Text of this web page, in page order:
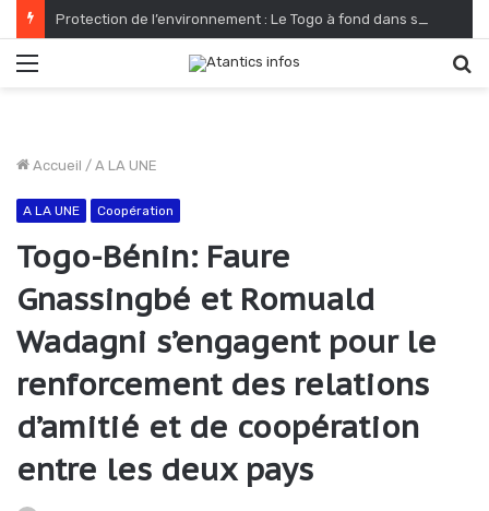
Accueil / A LA UNE
A LA UNE Coopération
Togo-Bénin: Faure
Gnassingbé et Romuald
Wadagni s’engagent pour le
renforcement des relations
d’amitié et de coopération
entre les deux pays